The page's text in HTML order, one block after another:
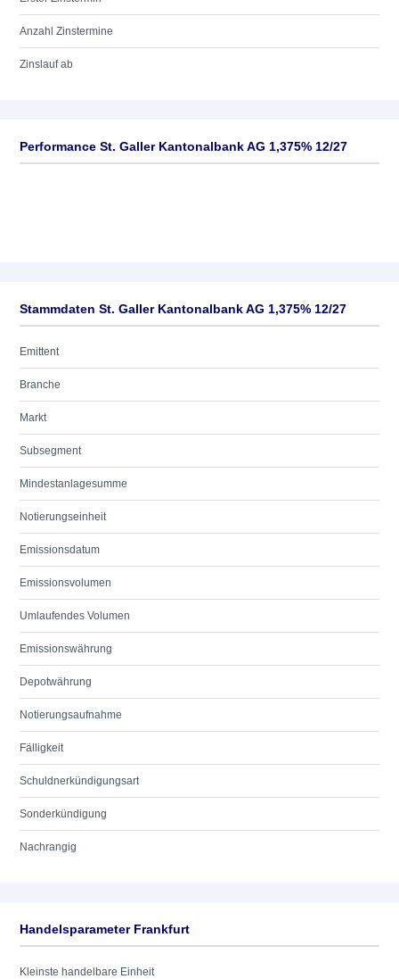
Anzahl Zinstermine
Zinslauf ab
Performance St. Galler Kantonalbank AG 1,375% 12/27
Stammdaten St. Galler Kantonalbank AG 1,375% 12/27
Emittent
Branche
Markt
Subsegment
Mindestanlagesumme
Notierungseinheit
Emissionsdatum
Emissionsvolumen
Umlaufendes Volumen
Emissionswährung
Depotwährung
Notierungsaufnahme
Fälligkeit
Schuldnerkündigungsart
Sonderkündigung
Nachrangig
Handelsparameter Frankfurt
Kleinste handelbare Einheit